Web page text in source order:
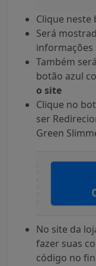
Clique neste
Será
informações
Também
botão azul
o site
Clique no
ser
Green
No site da
fazer suas
código no